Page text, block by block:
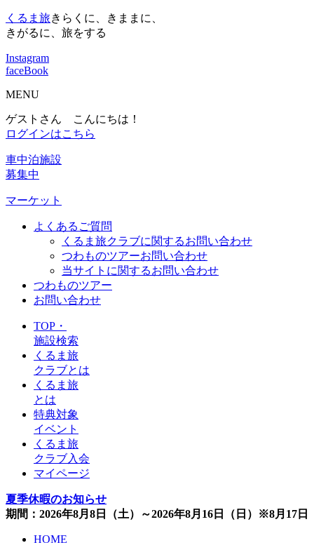
くるま旅きらくに、きままに、
きがるに、旅をする
Instagram
faceBook
MENU
ゲストさん こんにちは！
ログインはこちら
車中泊施設
募集中
マーケット
よくあるご質問
くるま旅クラブに関するお問い合わせ
つわものツアーお問い合わせ
当サイトに関するお問い合わせ
つわものツアー
お問い合わせ
TOP・
施設検索
くるま旅
クラブとは
くるま旅
とは
特典対象
イベント
くるま旅
クラブ入会
マイページ
夏季休暇のお知らせ
期間：2026年8月8日（土）～2026年8月16日（日）※8月17日
HOME